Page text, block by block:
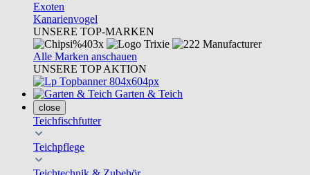
Exoten
Kanarienvogel
UNSERE TOP-MARKEN
Alle Marken anschauen
UNSERE TOP AKTION
Garten & Teich
close
Teichfischfutter
Teichpflege